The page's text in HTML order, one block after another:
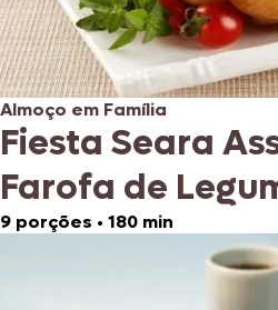
Almoço em Família
Fiesta Seara
Farofa de
9 porções • 180 min